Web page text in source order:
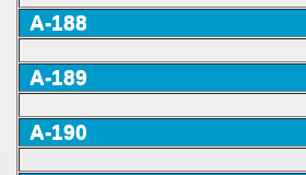
A-188
A-189
A-190